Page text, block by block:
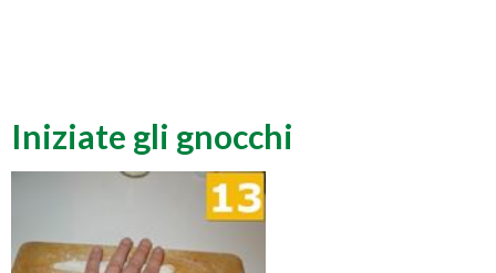
Iniziate gli gnocchi